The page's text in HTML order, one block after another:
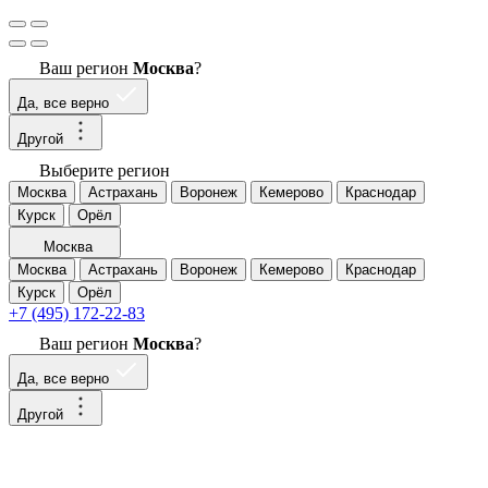
Ваш регион Москва?
Да, все верно
Другой
Выберите регион
Москва Астрахань Воронеж Кемерово
Краснодар
Курск
Орёл
Москва
Москва
Астрахань Воронеж Кемерово
Краснодар
Курск
Орёл
+7 (495) 172-22-83
Ваш регион Москва?
Да, все верно
Другой